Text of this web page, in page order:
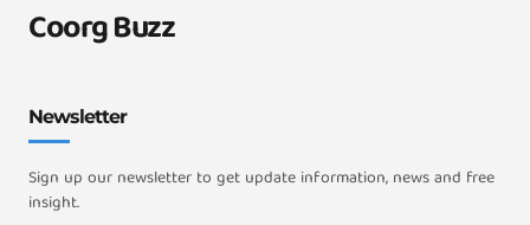
Coorg Buzz
Newsletter
Sign up our newsletter to get update information, news and free
insight.